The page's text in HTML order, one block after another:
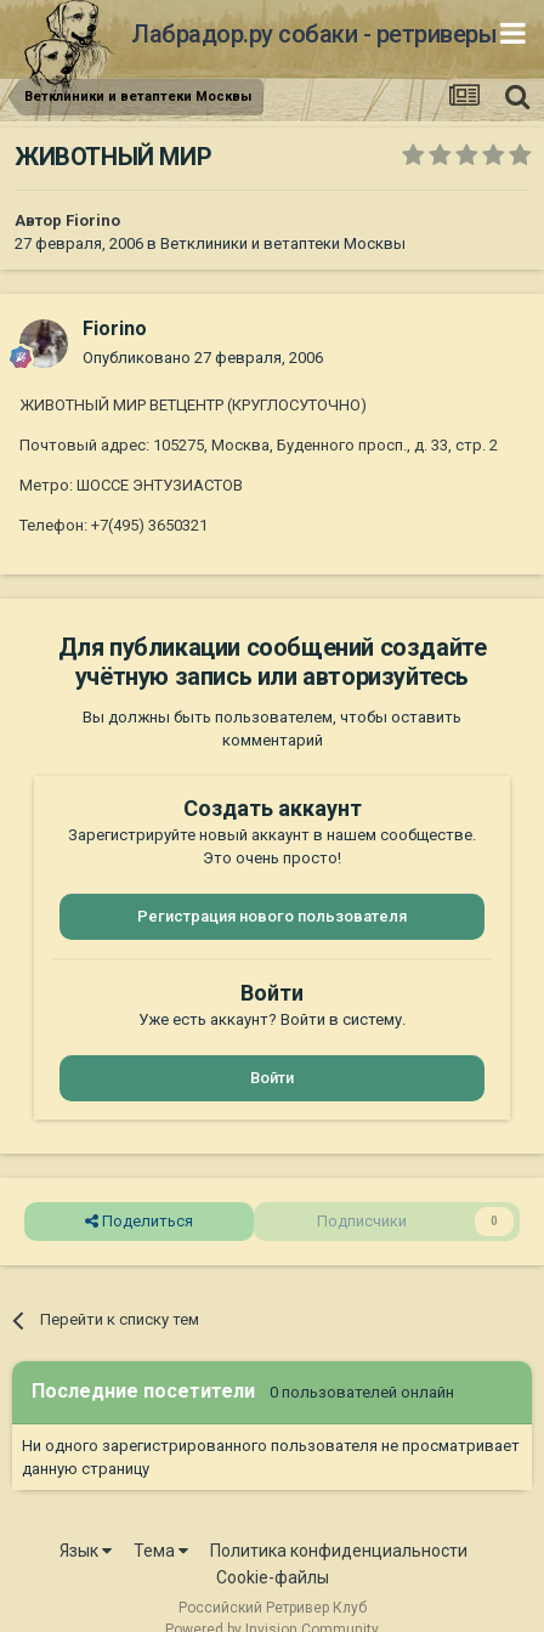
Лабрадор.ру собаки - ретриверы
Ветклиники и ветаптеки Москвы
ЖИВОТНЫЙ МИР
Автор Fiorino
27 февраля, 2006 в Ветклиники и ветаптеки Москвы
Fiorino
Опубликовано 27 февраля, 2006
ЖИВОТНЫЙ МИР ВЕТЦЕНТР (КРУГЛОСУТОЧНО)
Почтовый адрес: 105275, Москва, Буденного просп., д. 33, стр. 2
Метро: ШОССЕ ЭНТУЗИАСТОВ
Телефон: +7(495) 3650321
Для публикации сообщений создайте
учётную запись или авторизуйтесь
Вы должны быть пользователем, чтобы оставить
комментарий
Создать аккаунт
Зарегистрируйте новый аккаунт в нашем сообществе.
Это очень просто!
Регистрация нового пользователя
Войти
Уже есть аккаунт? Войти в систему.
Войти
Поделиться Подписчики 0
Перейти к списку тем
Последние посетители 0 пользователей онлайн
Ни одного зарегистрированного пользователя не просматривает
данную страницу
Язык Тема
Политика конфиденциальности
Cookie-файлы
Российский Ретривер Клуб